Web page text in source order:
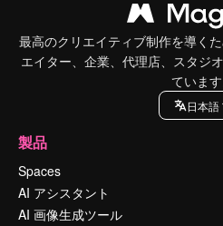
最高のクリエイティブ制作を導く
エイター、企業、代理店、スタジ
ています
日本語
製品
Spaces
AI アシスタント
AI 画像生成ツール